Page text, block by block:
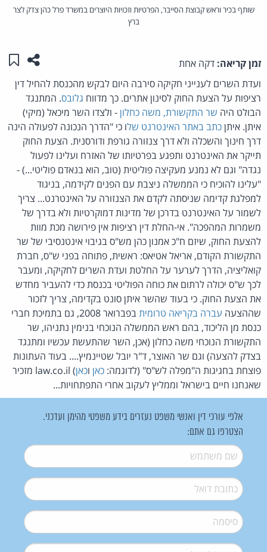
שותף בכיר וראש קבוצת הסייבר, הפרטיות וזכויות היוצרים במשרד פרל כהן צדק לצר
ברץ
זמן קריאה: דקה אחת שתפו
ועדת השרים לענייני חקיקה סירבה היום לבקש מהכנסת להחיל דין
רציפות על הצעת החוק לסינון אתרים. כך מדווח גלובס. המתנגד
הבולט היה שר התקשורת, משה כחלון- ולצדו השר מיכאל (מיקי)
איתן. איתןכתב באתר האינטרנט שלו כי "הדרך הנכונה לפעולה הינה
דרך חינוך והשכלה ולא דרך צנזורה גורפת ודורסנית. הצעת החוק
תייקר את האינטרנט ותפגע בפרטיותו של האזרח ועלינו לפעול
נגדה" וגם לא נמנע מעקיצה פוליטית (טוב, הוא בנאדם פוליטי...) -
"עלינו להוכיח כי הממשלה ניצבת עם הפנים לקידמה, בניגוד
למפלגת קדימה שניסתה לקדם את הצנזורה על האינטרנט... צריך
לשמור על האינטרנט בדרכן של מדינות דמוקרטיות ולא בדרך של
משמרות המהפכה". אי-החלת דין רציפות אין פירושה מכת מוות
להצעת החוק, שיזם ח"כ אמנון כהן מש"ס בגיבוי אינטנסיבי של שר
התקשורת הקודם, אריאל אטיאס: ראשית, פתוחה בפני ש"ס, חברת
קואליציה, הדרך לערער על החלטת ועדת השרים לחקיקה, ומעבר
לכך ש"ס יכולה לרתום את כוחה הפוליטי בכנסת כדי להעביר מחדש
את הצעת החוק. כי בעוד שהשר איתן סונט בקדימה, צריך לזכור
שההצעה עברה בקריאה טרומית
בפברואר 2008, גם בתמיכת חברי
כנסת מן הליכוד, בהם ראש הממשלה הנוכחי בנימין נתניהו, שר
התקשורת הנוכחי משה כחלון (אכן, השר שהתעשת עכשיו ומתנגד
בצדק להצעה) וגם שר האוצר, ד"ר יובל שטיינמיץ.... בעוד העתונות
פוצחת בחגיגות ה"מפלה לש"ס" (לדוגמה: כאן וכאן
) law.co.il מזכיר
שאנחנו חיים בישראל וממליץ לעקוב אחרי התפתחויות...
אלפי עורכי דין ואנשי משפט נעזרים בידע משפטי מהימן ועדכני.
הצטרפו גם אתם:
שם משתמש*
דואל*
סיסמה*